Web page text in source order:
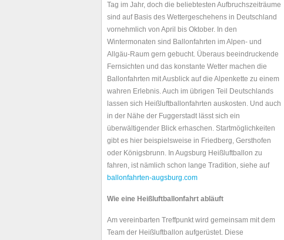
Tag im Jahr, doch die beliebtesten Aufbruchszeiträume
sind auf Basis des Wettergeschehens in Deutschland
vornehmlich von April bis Oktober. In den
Wintermonaten sind Ballonfahrten im Alpen- und
Allgäu-Raum gern gebucht. Überaus beeindruckende
Fernsichten und das konstante Wetter machen die
Ballonfahrten mit Ausblick auf die Alpenkette zu einem
wahren Erlebnis. Auch im übrigen Teil Deutschlands
lassen sich Heißluftballonfahrten auskosten. Und auch
in der Nähe der Fuggerstadt lässt sich ein
überwältigender Blick erhaschen. Startmöglichkeiten
gibt es hier beispielsweise in Friedberg, Gersthofen
oder Königsbrunn. In Augsburg Heißluftballon zu
fahren, ist nämlich schon lange Tradition, siehe auf
ballonfahrten-augsburg.com
Wie eine Heißluftballonfahrt abläuft
Am vereinbarten Treffpunkt wird gemeinsam mit dem
Team der Heißluftballon aufgerüstet. Diese